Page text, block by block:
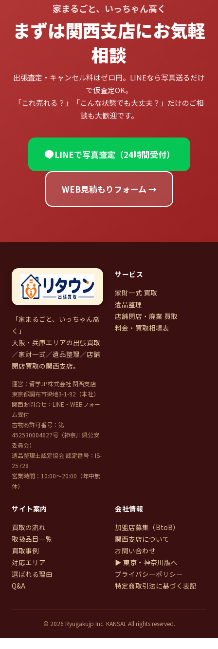
家まるごと、いっちゃん高く
まずは関西支店にお気軽
相談
出張査定・キャンセル料はゼロ円。LINEなら写真送るだけ
で仮査定OK。
「これ売れる？」「こんな状態でも大丈夫？」だけのご相
談も大歓迎です。
LINEで写真査定（24時間受付）
WEB見積もりフォーム →
「家まるごと、いっちゃん高
く」
大阪・兵庫エリアの出張買取
／家財一式／遺品整理／店舗
閉店買取の関西支店。
運営：留学JP株式会社 関西支店
東京都調布市染地3-1-92（本社）
関西お問合せ：LINE・WEBフォー
ム受付
古物商許可番号：第
452530004627号（神奈川県公安
委員会）
遺品整理士認定協会 認定番号：IS-
25728
営業時間：10:00〜20:00（年中無
休）
サービス
家財一式 買取
遺品整理
店舗閉店・廃業 買取
料金・買取相場表
サイト案内
買取の流れ
取扱品目一覧
買取事例
対応エリア
選ばれる理由
Q&A
会社情報
加盟店募集（BtoB）
関西支店について
お問い合わせ
▶ 東京・神奈川版へ
プライバシーポリシー
特定商取引法に基づく表記
© 2026 Ryugakujp Inc. KANSAI. All rights reserved.